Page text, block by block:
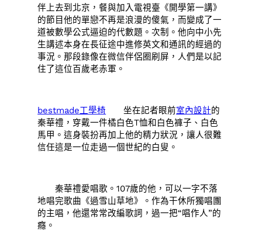
伴上去到北京，餐與加入電視臺《開學第一講》
的節目他的單戀不再是浪漫的傻氣，而變成了一
道被數學公式逼迫的代數題。次制。他向中小先
生講述本身在長征途中進修英文和通訊的經過的
事況。那段錄像在微信伴侶圈刷屏，人們是以記
住了這位百歲老赤軍。
bestmade工學椅 坐在記者眼前室內設計的
秦華禮，穿戴一件橘白色T恤和白色褲子、白色
馬甲。這身裝扮再加上他的精力狀況，讓人很難
信任這是一位走過一個世紀的白叟。
秦華禮愛唱歌。107歲的他，可以一字不落
地唱完歌曲《過雪山草地》。作為干休所獨唱團
的主唱，他還常常改編歌詞，過一把“唱作人”的
癮。